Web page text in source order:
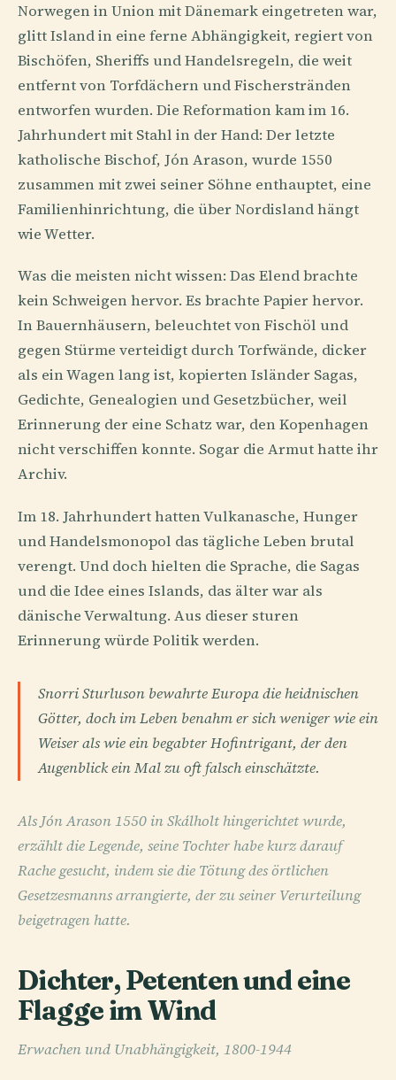
Norwegen in Union mit Dänemark eingetreten war,
glitt Island in eine ferne Abhängigkeit, regiert von
Bischöfen, Sheriffs und Handelsregeln, die weit
entfernt von Torfdächern und Fischerstränden
entworfen wurden. Die Reformation kam im 16.
Jahrhundert mit Stahl in der Hand: Der letzte
katholische Bischof, Jón Arason, wurde 1550
zusammen mit zwei seiner Söhne enthauptet, eine
Familienhinrichtung, die über Nordisland hängt
wie Wetter.
Was die meisten nicht wissen: Das Elend brachte
kein Schweigen hervor. Es brachte Papier hervor.
In Bauernhäusern, beleuchtet von Fischöl und
gegen Stürme verteidigt durch Torfwände, dicker
als ein Wagen lang ist, kopierten Isländer Sagas,
Gedichte, Genealogien und Gesetzbücher, weil
Erinnerung der eine Schatz war, den Kopenhagen
nicht verschiffen konnte. Sogar die Armut hatte ihr
Archiv.
Im 18. Jahrhundert hatten Vulkanasche, Hunger
und Handelsmonopol das tägliche Leben brutal
verengt. Und doch hielten die Sprache, die Sagas
und die Idee eines Islands, das älter war als
dänische Verwaltung. Aus dieser sturen
Erinnerung würde Politik werden.
Snorri Sturluson bewahrte Europa die heidnischen
Götter, doch im Leben benahm er sich weniger wie ein
Weiser als wie ein begabter Hofintrigant, der den
Augenblick ein Mal zu oft falsch einschätzte.
Als Jón Arason 1550 in Skálholt hingerichtet wurde,
erzählt die Legende, seine Tochter habe kurz darauf
Rache gesucht, indem sie die Tötung des örtlichen
Gesetzesmanns arrangierte, der zu seiner Verurteilung
beigetragen hatte.
Dichter, Petenten und eine
Flagge im Wind
Erwachen und Unabhängigkeit, 1800-1944